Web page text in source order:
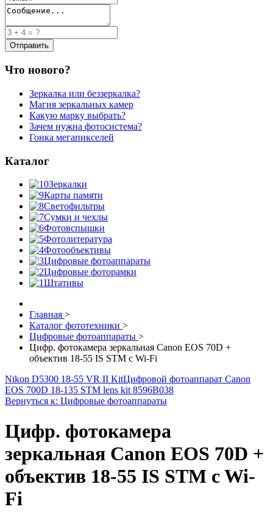
Что нового?
Зеркалка или беззеркалка?
Магия зеркальных камер
Какую марку выбрать?
Зачем нужна фотосистема?
Гонка мегапикселей
Каталог
Зеркалки
Карты памяти
Светофильтры
Сумки и чехлы
Фотовспышки
Фотолитература
Фотообъективы
Цифровые фотоаппараты
Цифровые фоторамки
Штативы
Главная >
Каталог фототехники >
Цифровые фотоаппараты >
Цифр. фотокамера зеркальная Canon EOS 70D +
объектив 18-55 IS STM c Wi-Fi
Nikon D5300 18-55 VR II KitЦифровой фотоаппарат Canon
EOS 700D 18-135 STM lens kit 8596B038
Вернуться к: Цифровые фотоаппараты
Цифр. фотокамера
зеркальная Canon EOS 70D +
объектив 18-55 IS STM c Wi-
Fi